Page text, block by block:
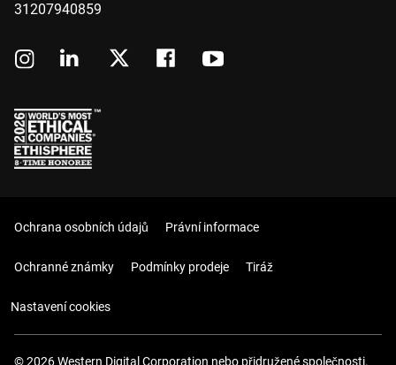
31207940859
Ochrana osobních údajů Právní informace
Ochranné známky Podmínky prodeje Tiráž
Nastavení cookies
© 2026 Western Digital Corporation nebo přidružené společnosti.